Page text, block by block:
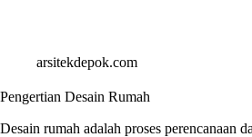
arsitekdepok.com
Pengertian Desain Rumah
Desain rumah adalah proses perencanaan